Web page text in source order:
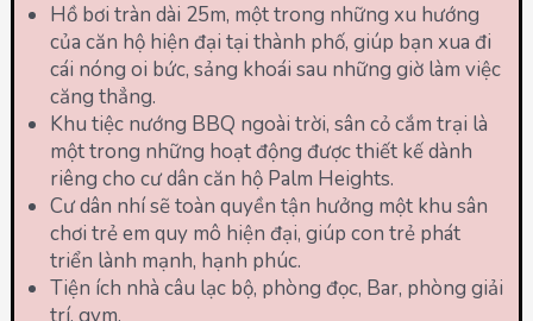
Hồ bơi tràn dài 25m, một trong những xu hướng
của căn hộ hiện đại tại thành phố, giúp bạn xua đi
cái nóng oi bức, sảng khoái sau những giờ làm việc
căng thẳng.
Khu tiệc nướng BBQ ngoài trời, sân cỏ cắm trại là
một trong những hoạt động được thiết kế dành
riêng cho cư dân căn hộ Palm Heights.
Cư dân nhí sẽ toàn quyền tận hưởng một khu sân
chơi trẻ em quy mô hiện đại, giúp con trẻ phát
triển lành mạnh, hạnh phúc.
Tiện ích nhà câu lạc bộ, phòng đọc, Bar, phòng giải